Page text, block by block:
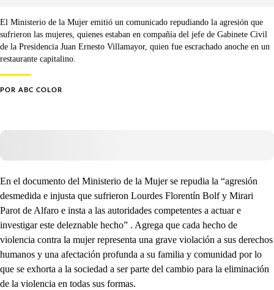
El Ministerio de la Mujer emitió un comunicado repudiando la agresión que
sufrieron las mujeres, quienes estaban en compañía del jefe de Gabinete Civil
de la Presidencia Juan Ernesto Villamayor, quien fue escrachado anoche en un
restaurante capitalino.
POR ABC COLOR
En el documento del Ministerio de la Mujer se repudia la “agresión
desmedida e injusta que sufrieron Lourdes Florentín Bolf y Mirari
Parot de Alfaro e insta a las autoridades competentes a actuar e
investigar este deleznable hecho” . Agrega que cada hecho de
violencia contra la mujer representa una grave violación a sus derechos
humanos y una afectación profunda a su familia y comunidad por lo
que se exhorta a la sociedad a ser parte del cambio para la eliminación
de la violencia en todas sus formas.